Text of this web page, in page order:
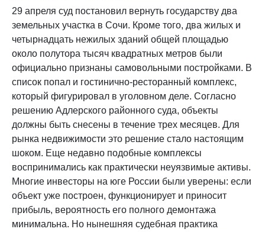
29 апреля суд постановил вернуть государству два
земельных участка в Сочи. Кроме того, два жилых и
четырнадцать нежилых зданий общей площадью
около полутора тысяч квадратных метров были
официально признаны самовольными постройками. В
список попал и гостинично-ресторанный комплекс,
который фигурировал в уголовном деле. Согласно
решению Адлерского районного суда, объекты
должны быть снесены в течение трех месяцев. Для
рынка недвижимости это решение стало настоящим
шоком. Еще недавно подобные комплексы
воспринимались как практически неуязвимые активы.
Многие инвесторы на юге России были уверены: если
объект уже построен, функционирует и приносит
прибыль, вероятность его полного демонтажа
минимальна. Но нынешняя судебная практика